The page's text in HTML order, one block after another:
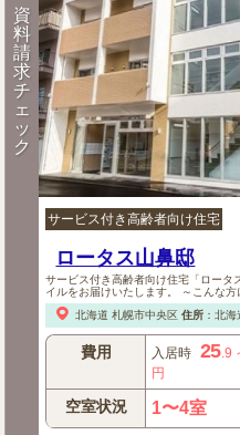
資
料
請
求
チ
ェ
ッ
ク
サービス付き高齢者向け住宅
ロータス山鼻邸
サービス付き高齢者向け住宅「ロータ
イルをお届けいたします。 ～こんな
北海道 札幌市中央区 住所： 北海
費用 入居時 25.9
円
空室状況 1〜4室